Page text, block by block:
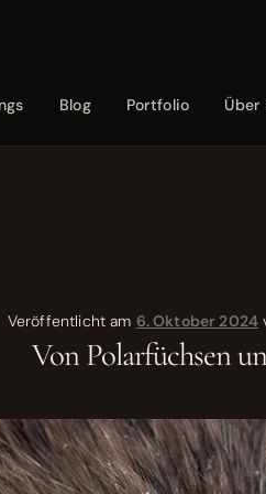
Blog Portfolio Über
Veröffentlicht am 6. Oktober 2024
Von Polarfüchsen